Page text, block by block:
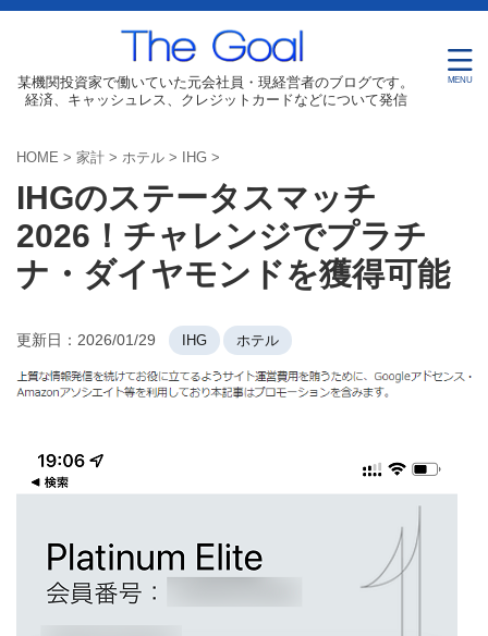
某機関投資家で働いていた元会社員・現経営者のブログです。
経済、キャッシュレス、クレジットカードなどについて発信
HOME > 家計 > ホテル > IHG >
IHGのステータスマッチ
2026！チャレンジでプラチ
ナ・ダイヤモンドを獲得可能
更新日： 2026/01/29 IHG ホテル